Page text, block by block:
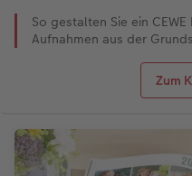
So gestalten Sie ein
Aufnahmen aus der
Zum